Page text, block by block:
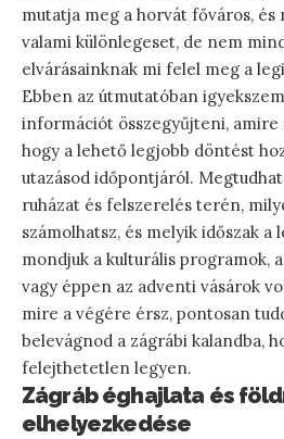
mutatja meg a horvát főváros,
valami különlegeset, de nem
elvárásainknak mi felel meg a
Ebben az útmutatóban
információt összegyűjteni, amire
hogy a lehető legjobb döntést
utazásod időpontjáról.
ruházat és felszerelés terén,
számolhatsz, és melyik időszak a
mondjuk a kulturális programok,
vagy éppen az adventi vásárok
mire a végére érsz, pontosan
belevágnod a zágrábi kalandba,
felejthetetlen legyen.
Zágráb éghajlata és
elhelyezkedése